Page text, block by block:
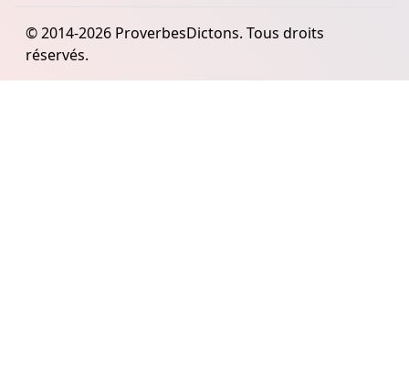
© 2014-2026 ProverbesDictons. Tous droits
réservés.